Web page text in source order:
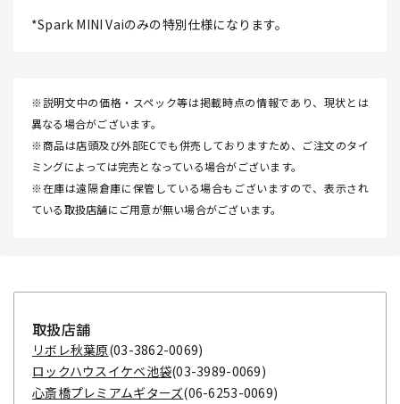
*Spark MINI Vaiのみの特別仕様になります。
※説明文中の価格・スペック等は掲載時点の情報であり、現状とは
異なる場合がございます。
※商品は店頭及び外部ECでも併売しておりますため、ご注文のタイ
ミングによっては完売となっている場合がございます。
※在庫は遠隔倉庫に保管している場合もございますので、表示され
ている取扱店舗にご用意が無い場合がございます。
取扱店舗
リボレ秋葉原(03-3862-0069)
ロックハウスイケベ池袋(03-3989-0069)
心斎橋プレミアムギターズ(06-6253-0069)